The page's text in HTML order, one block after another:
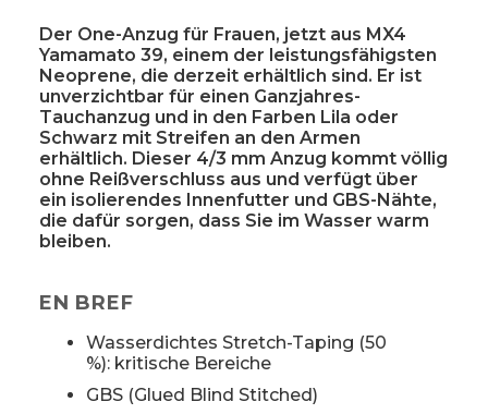
Der One-Anzug für Frauen, jetzt aus MX4
Yamamato 39, einem der leistungsfähigsten
Neoprene, die derzeit erhältlich sind. Er ist
unverzichtbar für einen Ganzjahres-
Tauchanzug und in den Farben Lila oder
Schwarz mit Streifen an den Armen
erhältlich. Dieser 4/3 mm Anzug kommt völlig
ohne Reißverschluss aus und verfügt über
ein isolierendes Innenfutter und GBS-Nähte,
die dafür sorgen, dass Sie im Wasser warm
bleiben.
EN BREF
Wasserdichtes Stretch-Taping (50
%): kritische Bereiche
GBS (Glued Blind Stitched)